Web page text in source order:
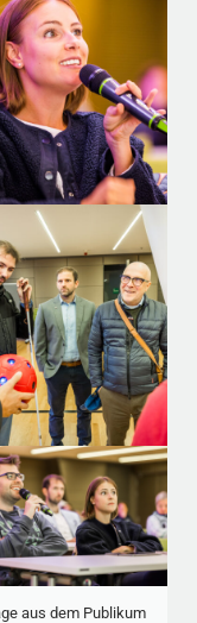
aus dem Publikum